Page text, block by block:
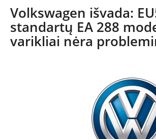
Volkswagen išvada:
standartų EA 288
varikliai nėra